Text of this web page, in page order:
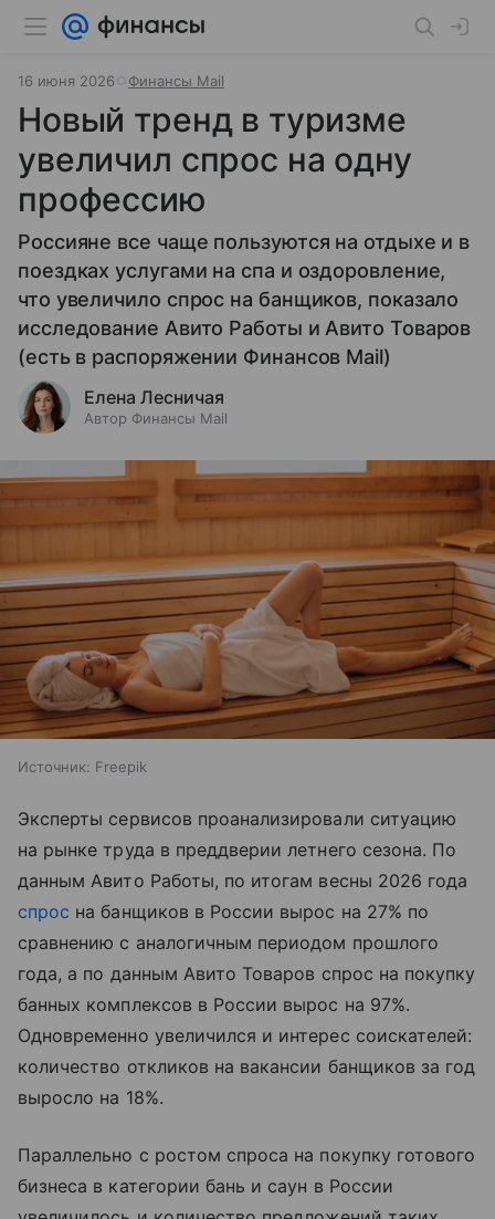
16 июня 2026 Финансы Mail
Новый тренд в туризме
увеличил спрос на одну
профессию
Россияне все чаще пользуются на отдыхе и в
поездках услугами на спа и оздоровление,
что увеличило спрос на банщиков, показало
исследование Авито Работы и Авито Товаров
(есть в распоряжении Финансов Mail)
Елена Лесничая
Автор Финансы Mail
Источник: Freepik
Эксперты сервисов проанализировали ситуацию
на рынке труда в преддверии летнего сезона. По
данным Авито Работы, по итогам весны 2026 года
спрос на банщиков в России вырос на 27% по
сравнению с аналогичным периодом прошлого
года, а по данным Авито Товаров спрос на покупку
банных комплексов в России вырос на 97%.
Одновременно увеличился и интерес соискателей:
количество откликов на вакансии банщиков за год
выросло на 18%.
Параллельно с ростом спроса на покупку готового
бизнеса в категории бань и саун в России